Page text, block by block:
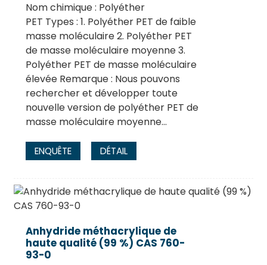
Nom chimique : Polyéther
PET Types : 1. Polyéther PET de faible
masse moléculaire 2. Polyéther PET
de masse moléculaire moyenne 3.
Polyéther PET de masse moléculaire
élevée Remarque : Nous pouvons
rechercher et développer toute
nouvelle version de polyéther PET de
masse moléculaire moyenne…
ENQUÊTE DÉTAIL
Anhydride méthacrylique de
haute qualité (99 %) CAS 760-
93-0